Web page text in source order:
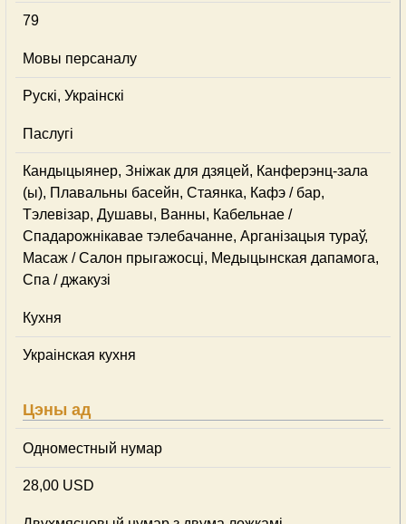
79
Мовы персаналу
Рускі, Украінскі
Паслугі
Кандыцыянер, Зніжак для дзяцей, Канферэнц-зала
(ы), Плавальны басейн, Стаянка, Кафэ / бар,
Тэлевізар, Душавы, Ванны, Кабельнае /
Спадарожнiкавае тэлебачанне, Арганізацыя тураў,
Масаж / Салон прыгажосці, Медыцынская дапамога,
Спа / джакузі
Кухня
Украінская кухня
Цэны ад
Одноместный нумар
28,00 USD